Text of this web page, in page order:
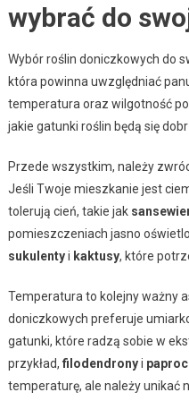
wybrać do
Wybór roślin doniczkowych do
która powinna uwzględniać
temperatura oraz wilgotność
jakie gatunki roślin będą się
Przede wszystkim, należy
Jeśli Twoje mieszkanie jest
tolerują cień, takie jak
pomieszczeniach jasno
sukulentyi kaktusy, które
Temperatura to kolejny ważny
doniczkowych preferuje
gatunki, które radzą sobie w
przykład, filodendronyi
temperaturę, ale należy unikać